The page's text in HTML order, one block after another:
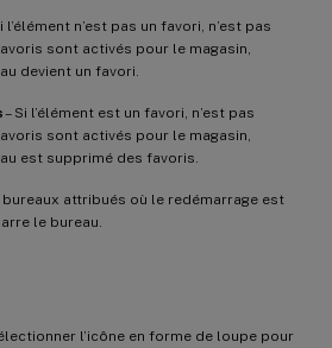
l’élément n’est pas un favori, n’est pas
sont activés pour le magasin,
devient un favori.
– Si l’élément est un favori, n’est pas
sont activés pour le magasin,
est supprimé des favoris.
bureaux attribués où le redémarrage est
le bureau.
l’icône en forme de loupe pour